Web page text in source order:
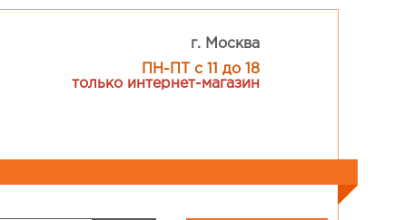
г. Москва
ПН-ПТ с 11 до 18
только интернет-магазин